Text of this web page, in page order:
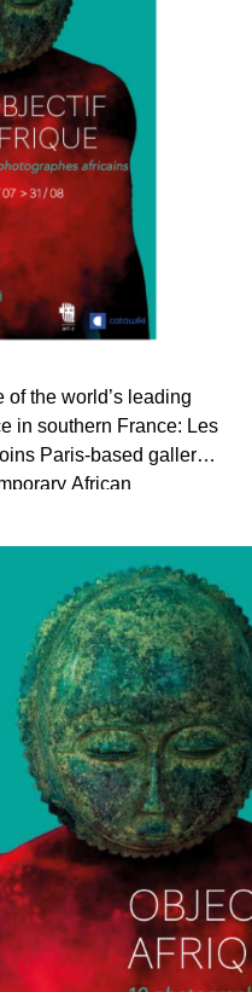
of the world’s leading
in southern France: Les
Paris-based gallery
African
and bid on a
including a new series
photographer Mabeye
the late icon Malick